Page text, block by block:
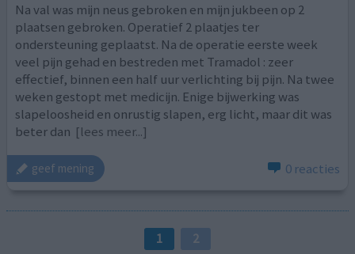
Na val was mijn neus gebroken en mijn jukbeen op 2
plaatsen gebroken. Operatief 2 plaatjes ter
ondersteuning geplaatst. Na de operatie eerste week
veel pijn gehad en bestreden met Tramadol : zeer
effectief, binnen een half uur verlichting bij pijn. Na twee
weken gestopt met medicijn. Enige bijwerking was
slapeloosheid en onrustig slapen, erg licht, maar dit was
beter dan [lees meer...]
geef mening 0 reacties
1 2